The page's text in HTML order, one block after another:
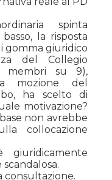
spinta
la risposta
gomma giuridico
del Collegio
membri su 9),
mozione del
ha scelto di
motivazione?
non avrebbe
collocazione
giuridicamente
consultazione.